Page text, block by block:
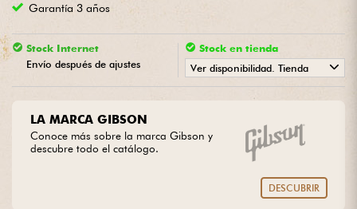
Violines y cuarteto
Niños
HiFi
Garantía 3 años
Stock Internet
Envío después de ajustes
Stock en tienda
Ver disponibilidad. Tienda
Music LYON
LA MARCA GIBSON
Conoce más sobre la marca Gibson y
descubre todo el catálogo.
DESCUBRIR